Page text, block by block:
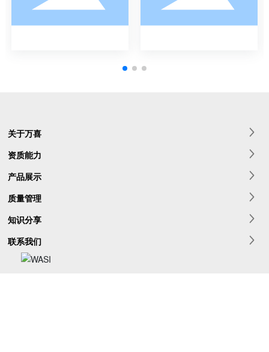
关于万喜
资质能力
产品展示
质量管理
知识分享
联系我们